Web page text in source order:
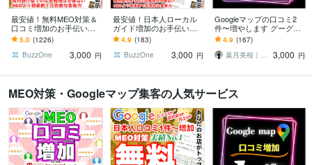
最安値！無料MEO対策＆
口コミ増加のお手伝いし
ます ⭐️日本人からの最適
なワードを含む対策でGo
ogle上位表示
5.0 (1226)
BuzzOne
3,000 円
最安値！日本人ローカル
ガイド増加のお手伝いし
ます ⭐Google認定ローカ
ルガイドは評価が高く信
頼性を高めます
4.9 (183)
BuzzOne
3,000 円
Googleマップの口コミ2
件〜増やします グーグル
マップの口コミ増加しま
す/保証有り
4.9 (167)
葉月美桜｜SNSデザイナー
3,000 円
MEO対策・Googleマップ集客の人気サービス